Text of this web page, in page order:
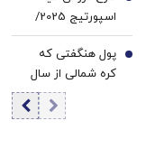
گروه رسانه‌ای دنیای
اقتصاد | بررسی
حیاتی‌ترین مسائل
روز صنعت فولاد
اسپورتیج 2025/
قیمت قطعی اعلام
شد/ شرایط
چیست؟
پول هنگفتی که
کره شمالی از سال
۲۰۲۲ تا ۲۰۲۵ به
جیب زد/ معجزه
7